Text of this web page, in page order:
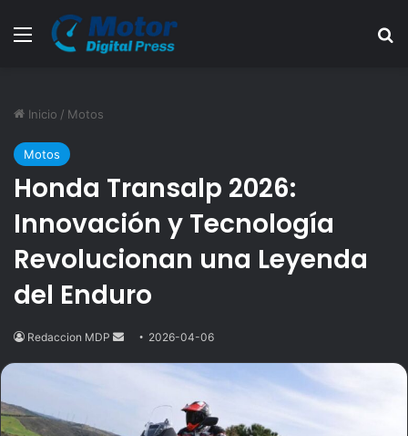
Menú
Inicio / Motos
Motos
Honda Transalp 2026:
Innovación y Tecnología
Revolucionan una Leyenda
del Enduro
Redaccion MDP
Send2026-04-06